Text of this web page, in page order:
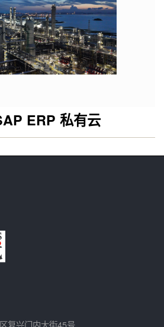
ERP 私有云
复兴门内大街45号